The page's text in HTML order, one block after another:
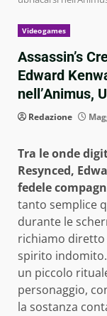
Videogames
Assassin’s
Edward
nell’Animus,
Redazione
Tra le onde
Resynced,
fedele
tanto semplice
durante le
richiamo diretto
spirito
un piccolo
personaggio,
la sostanza